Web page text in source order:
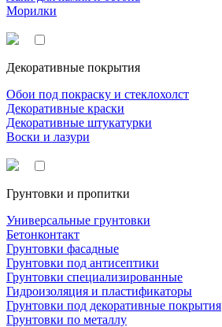
Морилки
Декоративные покрытия
Обои под покраску и стеклохолст
Декоративные краски
Декоративные штукатурки
Воски и лазури
Грунтовки и пропитки
Универсальные грунтовки
Бетонконтакт
Грунтовки фасадные
Грунтовки под антисептики
Грунтовки специализированные
Гидроизоляция и пластификаторы
Грунтовки под декоративные покрытия
Грунтовки по металлу